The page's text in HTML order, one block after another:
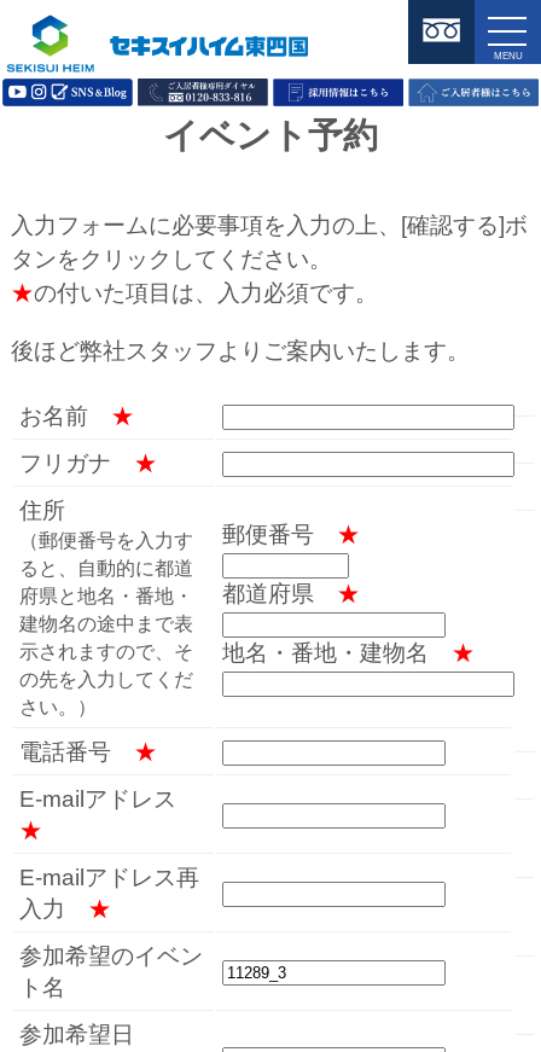
イベント予約
入力フォームに必要事項を入力の上、[確認する]ボ
タンをクリックしてください。
★の付いた項目は、入力必須です。
後ほど弊社スタッフよりご案内いたします。
お名前 ★
フリガナ ★
住所
（郵便番号を入力す
ると、自動的に都道
府県と地名・番地・
建物名の途中まで表
示されますので、そ
の先を入力してくだ
さい。）
郵便番号 ★
都道府県 ★
地名・番地・建物名 ★
電話番号 ★
E-mailアドレス
★
E-mailアドレス再
入力 ★
参加希望のイベン
ト名
参加希望日